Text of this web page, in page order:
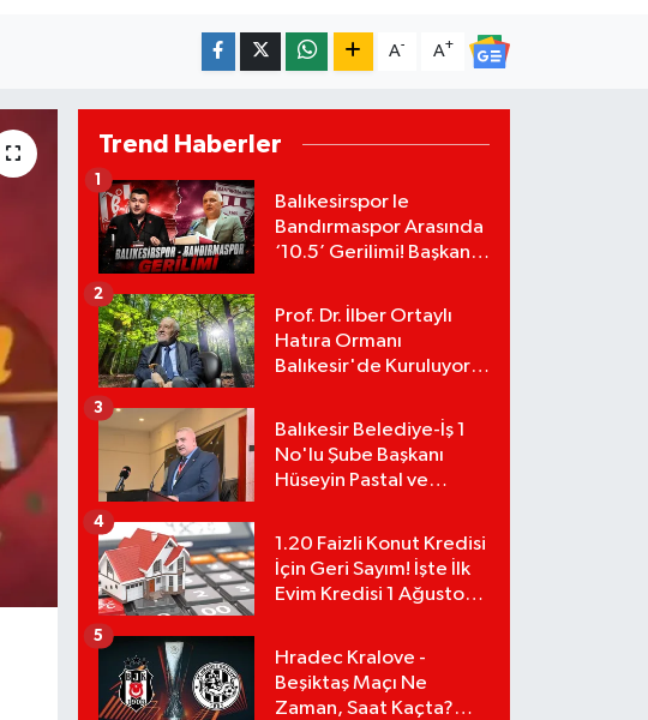
A- A+
Trend Haberler
Balıkesirspor le
Bandırmaspor Arasında
‘10.5’ Gerilimi! Başkan
Murat Karakoyun'a Sert
Tepki!
1
Prof. Dr. İlber Ortaylı
Hatıra Ormanı
Balıkesir'de Kuruluyor!
Bağışlarını Başlattı!
2
Balıkesir Belediye-İş 1
No'lu Şube Başkanı
Hüseyin Pastal ve
3
1.20 Faizli Konut Kredisi
İçin Geri Sayım! İşte İlk
Evim Kredisi 1 Ağustos
4
Hradec Kralove -
Beşiktaş Maçı Ne
Zaman, Saat Kaçta?
5